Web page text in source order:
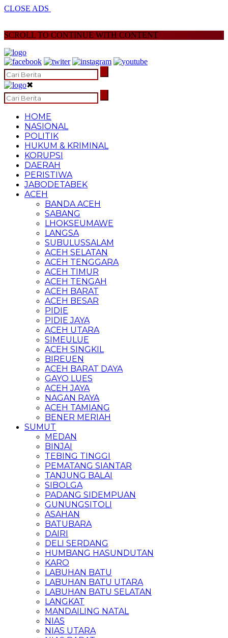
CLOSE ADS
SCROLL TO CONTINUE WITH CONTENT
✖
HOME
NASIONAL
POLITIK
HUKUM & KRIMINAL
KORUPSI
DAERAH
PERISTIWA
JABODETABEK
ACEH
BANDA ACEH
SABANG
LHOKSEUMAWE
LANGSA
SUBULUSSALAM
ACEH SELATAN
ACEH TENGGARA
ACEH TIMUR
ACEH TENGAH
ACEH BARAT
ACEH BESAR
PIDIE
PIDIE JAYA
ACEH UTARA
SIMEULUE
ACEH SINGKIL
BIREUEN
ACEH BARAT DAYA
GAYO LUES
ACEH JAYA
NAGAN RAYA
ACEH TAMIANG
BENER MERIAH
SUMUT
MEDAN
BINJAI
TEBING TINGGI
PEMATANG SIANTAR
TANJUNG BALAI
SIBOLGA
PADANG SIDEMPUAN
GUNUNGSITOLI
ASAHAN
BATUBARA
DAIRI
DELI SERDANG
HUMBANG HASUNDUTAN
KARO
LABUHAN BATU
LABUHAN BATU UTARA
LABUHAN BATU SELATAN
LANGKAT
MANDAILING NATAL
NIAS
NIAS UTARA